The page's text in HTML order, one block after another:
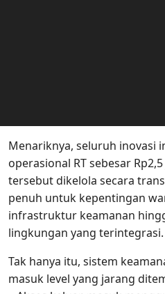
Menariknya, seluruh inovasi
operasional RT sebesar
tersebut dikelola secara
penuh untuk kepentingan
infrastruktur keamanan
lingkungan yang terintegrasi.
Tak hanya itu, sistem
masuk level yang jarang